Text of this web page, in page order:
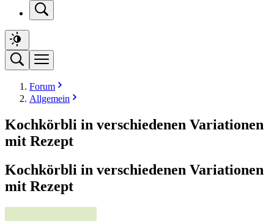
Forum
Allgemein
Kochkörbli in verschiedenen Variationen
mit Rezept
Kochkörbli in verschiedenen Variationen
mit Rezept